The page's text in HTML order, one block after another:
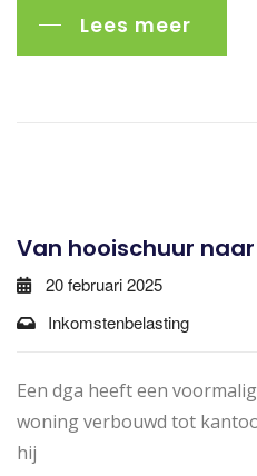
Lees meer
Van hooischuur
20 februari 2025
Inkomstenbelasting
Een dga heeft een
woning verbouwd tot
hij